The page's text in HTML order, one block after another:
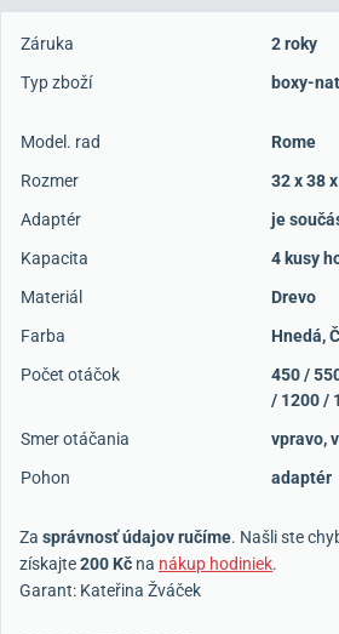
Záruka
2 roky
Typ zboží
boxy-
Model. rad
Rome
Rozmer
32 x 38
Adaptér
je
Kapacita
4 kusy
Materiál
Drevo
Farba
Hnedá,
Počet otáčok
450 /
/ 1200 /
Smer otáčania
vpravo,
Pohon
adaptér
Za správnosť údajov ručíme. Našli ste
získajte200 Kč na nákup hodiniek.
Garant: Kateřina Žváček